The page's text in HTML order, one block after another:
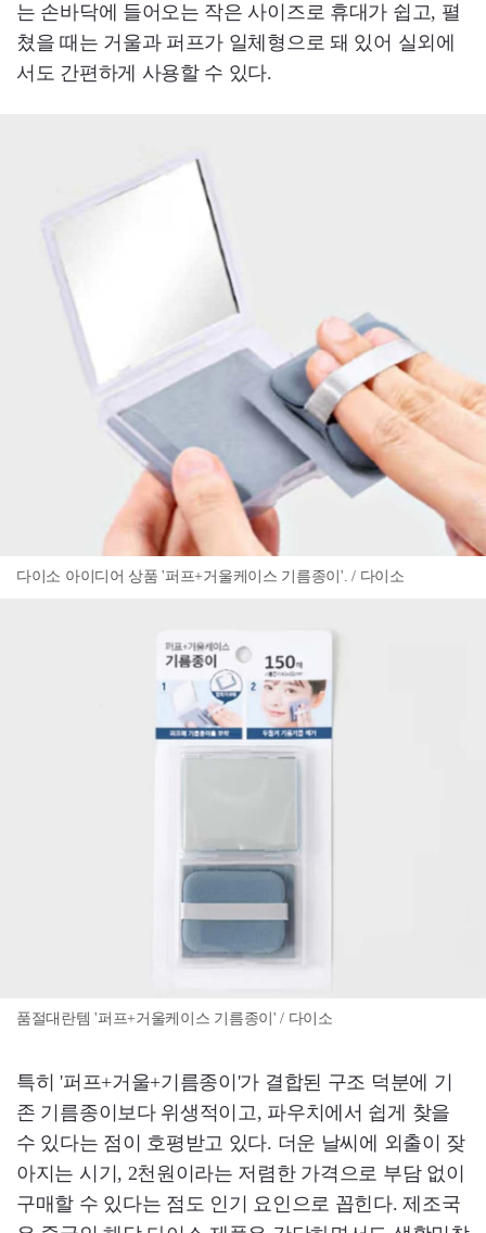
는 손바닥에 들어오는 작은 사이즈로 휴대가 쉽고, 펼
쳤을 때는 거울과 퍼프가 일체형으로 돼 있어 실외에
서도 간편하게 사용할 수 있다.
다이소 아이디어 상품 '퍼프+거울케이스 기름종이'. / 다이소
품절대란템 '퍼프+거울케이스 기름종이' / 다이소
특히 '퍼프+거울+기름종이'가 결합된 구조 덕분에 기
존 기름종이보다 위생적이고, 파우치에서 쉽게 찾을
수 있다는 점이 호평받고 있다. 더운 날씨에 외출이 잦
아지는 시기, 2천원이라는 저렴한 가격으로 부담 없이
구매할 수 있다는 점도 인기 요인으로 꼽힌다. 제조국